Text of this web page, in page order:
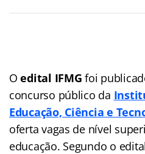
Oedital IFMG foi
concurso público da
Educação, Ciência e
oferta vagas de nível
educação. Segundo o